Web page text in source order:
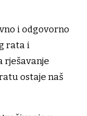
i odgovorno
rata i
rješavanje
ostaje naš